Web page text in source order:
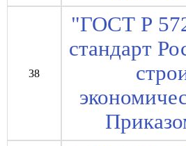
38
"ГОСТ Р
стандарт